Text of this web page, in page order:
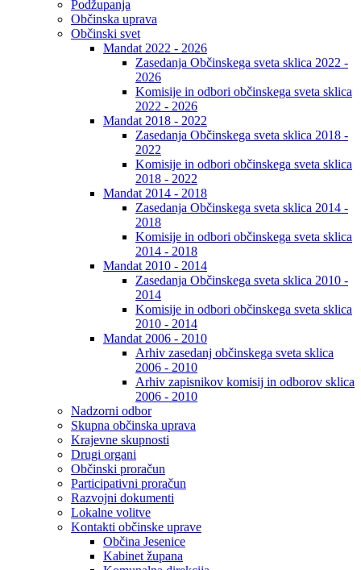
Podžupanja
Občinska uprava
Občinski svet
Mandat 2022 - 2026
Zasedanja Občinskega sveta sklica 2022 -
2026
Komisije in odbori občinskega sveta sklica
2022 - 2026
Mandat 2018 - 2022
Zasedanja Občinskega sveta sklica 2018 -
2022
Komisije in odbori občinskega sveta sklica
2018 - 2022
Mandat 2014 - 2018
Zasedanja Občinskega sveta sklica 2014 -
2018
Komisije in odbori občinskega sveta sklica
2014 - 2018
Mandat 2010 - 2014
Zasedanja Občinskega sveta sklica 2010 -
2014
Komisije in odbori občinskega sveta sklica
2010 - 2014
Mandat 2006 - 2010
Arhiv zasedanj občinskega sveta sklica
2006 - 2010
Arhiv zapisnikov komisij in odborov sklica
2006 - 2010
Nadzorni odbor
Skupna občinska uprava
Krajevne skupnosti
Drugi organi
Občinski proračun
Participativni proračun
Razvojni dokumenti
Lokalne volitve
Kontakti občinske uprave
Občina Jesenice
Kabinet župana